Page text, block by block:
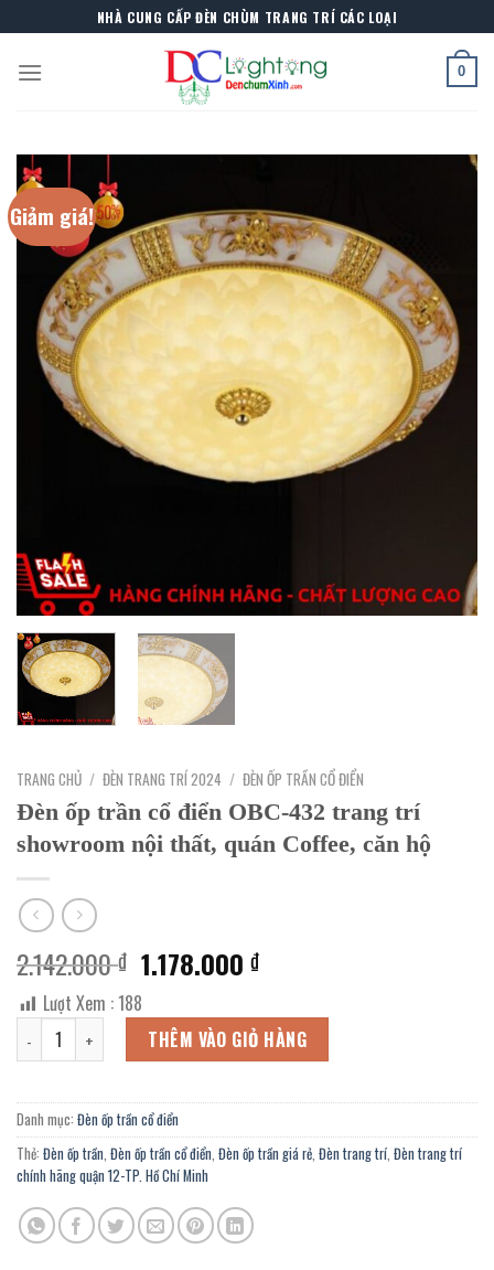
to
content
NHÀ CUNG CẤP ĐÈN CHÙM TRANG TRÍ CÁC LOẠI
0
Giảm giá!
TRANG CHỦ / ĐÈN TRANG TRÍ 2024 / ĐÈN ỐP TRẦN CỔ ĐIỂN
Đèn ốp trần cổ điển OBC-432 trang trí
showroom nội thất, quán Coffee, căn hộ
2.142.000₫ Giá
gốc
là:
2.142.000 ₫.
1.178.000₫Giá
tại
là:
1.178.000 ₫.
Lượt Xem :188
Đèn ốp trần cổ điển OBC-432 trang trí showroom nội thất, quán
THÊM VÀO GIỎ HÀNG
Danh mục: Đèn ốp trần cổ điển
Thẻ: Đèn ốp trần, Đèn ốp trần cổ điển, Đèn ốp trần giá rẻ, Đèn trang trí, Đèn trang trí
chính hãng quận 12-TP. Hồ Chí Minh